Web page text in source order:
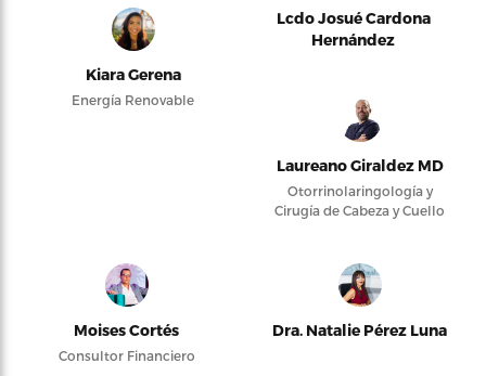
Kiara Gerena
Energía Renovable
Lcdo Josué Cardona
Hernández
Laureano Giraldez MD
Otorrinolaringología y
Cirugía de Cabeza y Cuello
Moises Cortés
Consultor Financiero
Dra. Natalie Pérez Luna